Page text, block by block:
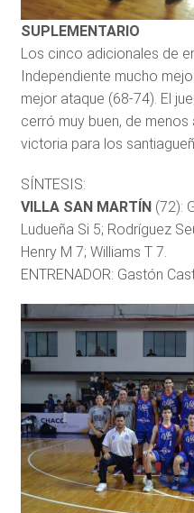
SUPLEMENTARIO
Los cinco adicionales de
Independiente mucho
mejor ataque (68-74). El
cerró muy buen, de
victoria para los
SÍNTESIS:
VILLA SAN MARTÍN (72):
Ludueña Si 5; Rodríguez
Henry M 7; Williams T 7.
ENTRENADOR: Gastón